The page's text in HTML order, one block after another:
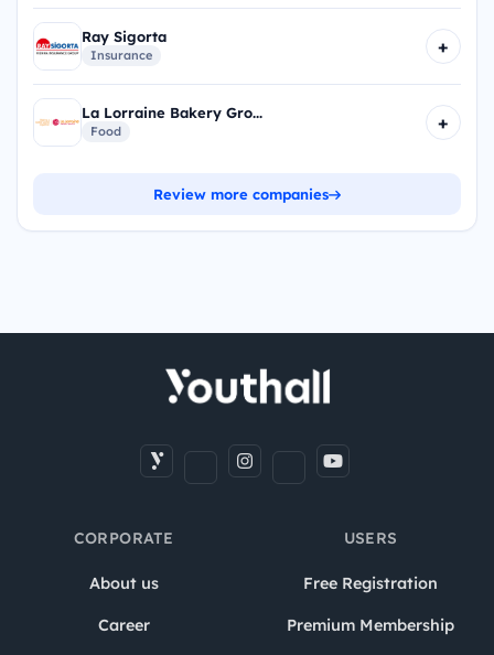
Ray Sigorta
Insurance +
La Lorraine Bakery Gro...
Food +
Review more companies
CORPORATE
About us
Career
USERS
Free Registration
Premium Membership